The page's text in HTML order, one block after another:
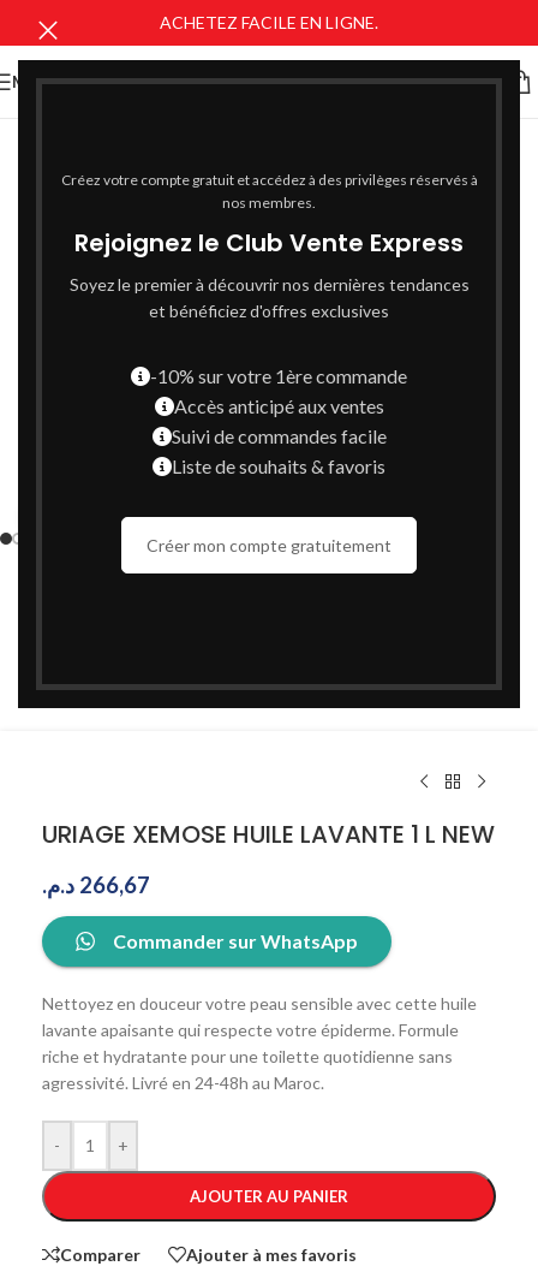
Créez votre compte gratuit et accédez à des privilèges réservés à
nos membres.
Rejoignez le Club Vente Express
Soyez le premier à découvrir nos dernières tendances
et bénéficiez d'offres exclusives
-10% sur votre 1ère commande
Accès anticipé aux ventes
Suivi de commandes facile
Liste de souhaits & favoris
Créer mon compte gratuitement
ACHETEZ FACILE EN LIGNE.
MENU
Cliquez pour agrandir
URIAGE XEMOSE HUILE LAVANTE 1 L NEW
266,67 د.م.
Commander sur WhatsApp
Nettoyez en douceur votre peau sensible avec cette huile
lavante apaisante qui respecte votre épiderme. Formule
riche et hydratante pour une toilette quotidienne sans
agressivité. Livré en 24-48h au Maroc.
- +
AJOUTER AU PANIER
Comparer Ajouter à mes favoris